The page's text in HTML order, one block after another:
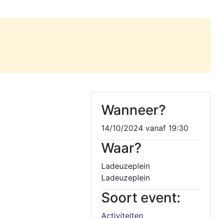
Wanneer?
14/10/2024 vanaf 19:30
Waar?
Ladeuzeplein
Ladeuzeplein
Soort event:
Activiteiten